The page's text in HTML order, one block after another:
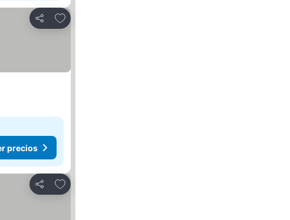
Compartir
Añadir a favoritos
precios
Compartir
Añadir a favoritos